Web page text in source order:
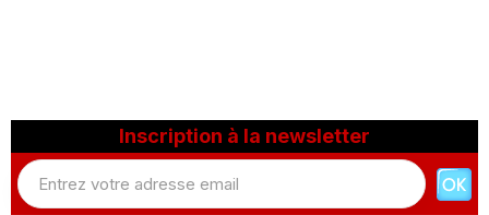
Inscription à la newsletter